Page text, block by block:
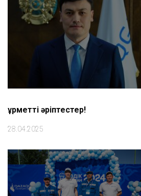
Құрметті әріптестер!
28.04.2025